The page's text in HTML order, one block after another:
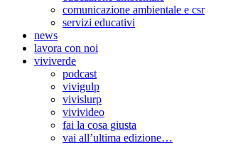
comunicazione ambientale e csr
servizi educativi
news
lavora con noi
viviverde
podcast
vivigulp
vivislurp
vivivideo
fai la cosa giusta
vai all’ultima edizione…